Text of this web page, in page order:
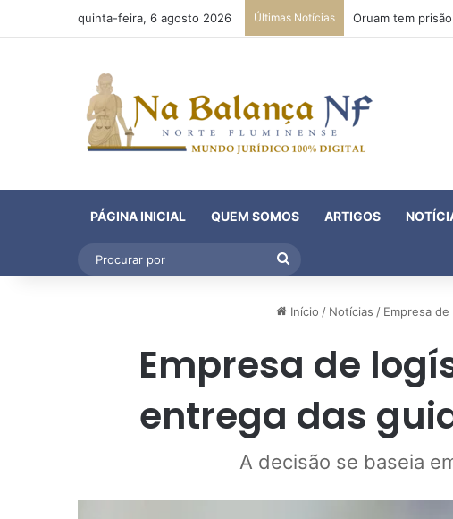
quinta-feira, 6 agosto 2026 Últimas Notícias
PÁGINA INICIAL QUEM SOMOS ARTIGOS
Início / Notícias / Empresa
Empresa de
entrega das
A decisão se baseia